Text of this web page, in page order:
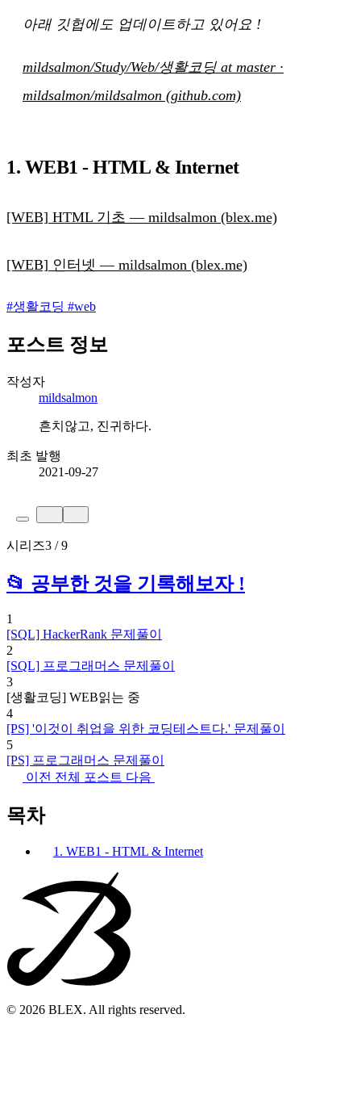
아래 깃헙에도 업데이트하고 있어요 !
mildsalmon/Study/Web/생활코딩 at master ·
mildsalmon/mildsalmon (github.com)
1. WEB1 - HTML & Internet
[WEB] HTML 기초 — mildsalmon (blex.me)
[WEB] 인터넷 — mildsalmon (blex.me)
#생활코딩 #web
포스트 정보
작성자
mildsalmon
흔치않고, 진귀하다.
최초 발행
2021-09-27
시리즈3 / 9
📂 공부한 것을 기록해보자 !
1
[SQL] HackerRank 문제풀이
2
[SQL] 프로그래머스 문제풀이
3
[생활코딩] WEB읽는 중
4
[PS] '이것이 취업을 위한 코딩테스트다.' 문제풀이
5
[PS] 프로그래머스 문제풀이
이전 전체 포스트 다음
목차
1. WEB1 - HTML & Internet
© 2026 BLEX. All rights reserved.